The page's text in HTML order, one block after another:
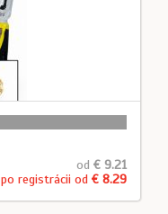
od € 9.21
po registrácii od € 8.29